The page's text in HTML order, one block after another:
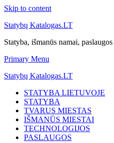
Skip to content
Statybų Katalogas.LT
Statyba, išmanūs namai, paslaugos
Primary Menu
Statybų Katalogas.LT
STATYBA LIETUVOJE
STATYBA
TVARUS MIESTAS
IŠMANŪS MIESTAI
TECHNOLOGIJOS
PASLAUGOS